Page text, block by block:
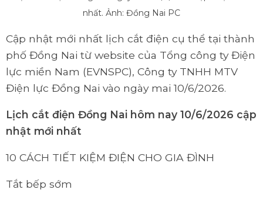
nhất. Ảnh: Đồng Nai PC
Cập nhật mới nhất lịch cắt điện cụ thể tại thành
phố Đồng Nai từ website của Tổng công ty Điện
lực miền Nam (EVNSPC), Công ty TNHH MTV
Điện lực Đồng Nai vào ngày mai 10/6/2026.
Lịch cắt điện Đồng Nai hôm nay 10/6/2026 cập
nhật mới nhất
10 CÁCH TIẾT KIỆM ĐIỆN CHO GIA ĐÌNH
Tắt bếp sớm